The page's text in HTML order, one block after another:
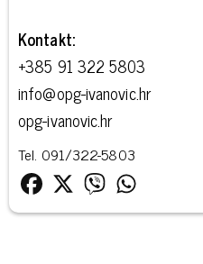
Kontakt:
+385 91 322 5803
info@opg-ivanovic.hr
opg-ivanovic.hr
Tel. 091/322-5803